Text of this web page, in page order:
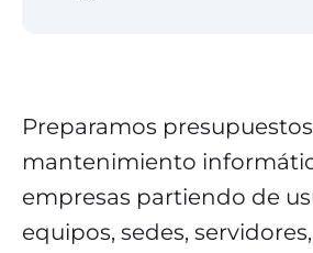
Preparamos
mantenimiento
empresas partiendo de
equipos, sedes,